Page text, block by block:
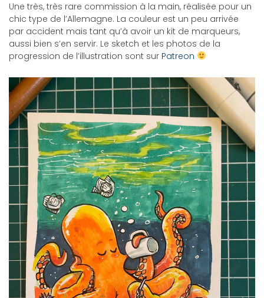
Une très, très rare commission à la main, réalisée pour un
chic type de l’Allemagne. La couleur est un peu arrivée
par accident mais tant qu’à avoir un kit de marqueurs,
aussi bien s’en servir. Le sketch et les photos de la
progression de l’illustration sont sur Patreon